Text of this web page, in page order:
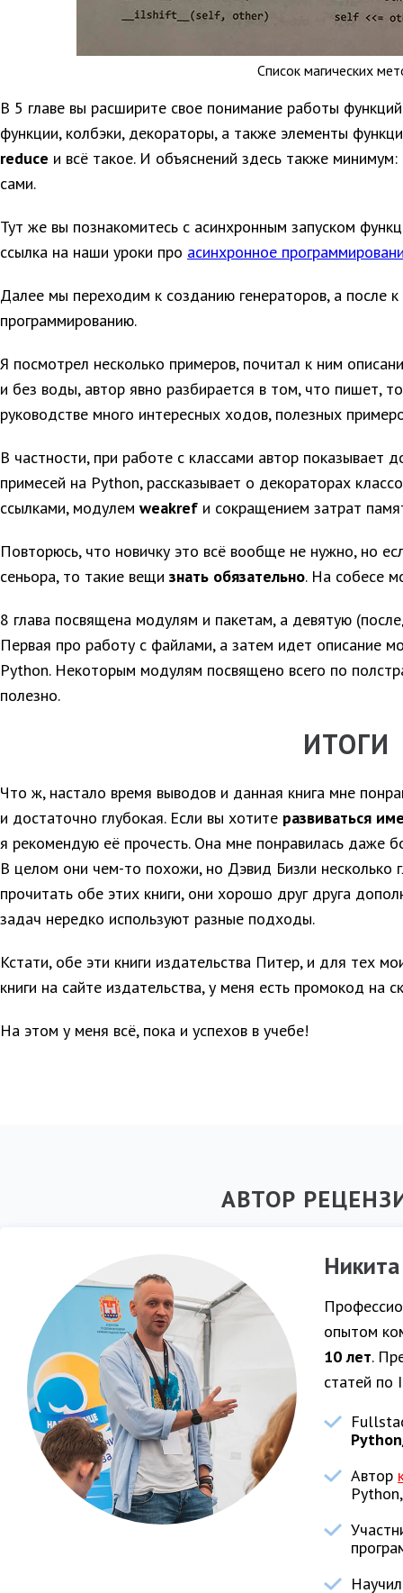
Список магических
В 5 главе вы расширите свое понимание работы
функции, колбэки, декораторы, а также элементы
reduce и всё такое. И объяснений здесь также
сами.
Тут же вы познакомитесь с асинхронным запуском
ссылка на наши уроки про асинхронное
Далее мы переходим к созданию генераторов, а после
программированию.
Я посмотрел несколько примеров, почитал к ним
и без воды, автор явно разбирается в том, что пишет,
руководстве много интересных ходов, полезных
В частности, при работе с классами автор показывает
примесей на Python, рассказывает о декораторах
ссылками, модулем weakref и сокращением затрат
Повторюсь, что новичку это всё вообще не нужно, но
сеньора, то такие вещи знать обязательно. На собесе
8 глава посвящена модулям и пакетам, а девятую
Первая про работу с файлами, а затем идет описание
Python. Некоторым модулям посвящено всего по
полезно.
ИТОГИ
Что ж, настало время выводов и данная книга мне
и достаточно глубокая. Если вы хотите развиваться
я рекомендую её прочесть. Она мне понравилась даже
В целом они чем-то похожи, но Дэвид Бизли несколько
прочитать обе этих книги, они хорошо друг друга
задач нередко используют разные подходы.
Кстати, обе эти книги издательства Питер, и для тех
книги на сайте издательства, у меня есть промокод на
На этом у меня всё, пока и успехов в учебе!
АВТОР
опытом
10 лет.
статей по
Автор